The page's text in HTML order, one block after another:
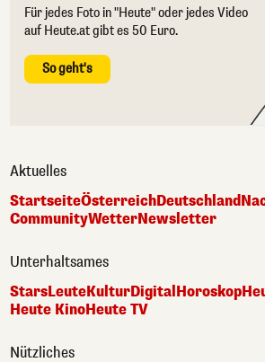
Für jedes Foto in "Heute" oder jedes Video
auf Heute.at gibt es 50 Euro.
So geht's
Aktuelles
StartseiteÖsterreichDeutschland
CommunityWetterNewsletter
Unterhaltsames
StarsLeuteKulturDigital Horoskop
Heute KinoHeute TV
Nützliches